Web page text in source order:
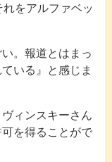
をアルファベッ
。報道とはまっ
いる』と感じま
ィンスキーさん
を得ることがで